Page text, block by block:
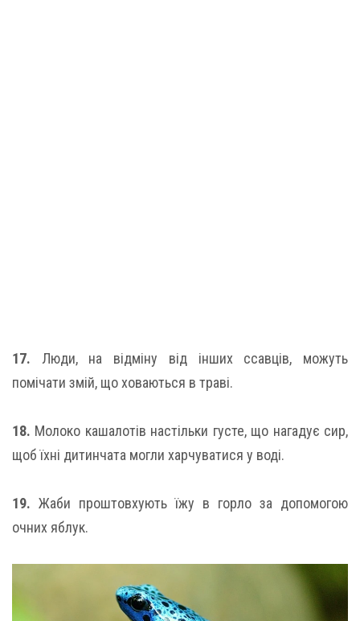
17. Люди, на відміну від інших ссавців, можуть
помічати змій, що ховаються в траві.
18. Молоко кашалотів настільки густе, що нагадує сир,
щоб їхні дитинчата могли харчуватися у воді.
19. Жаби проштовхують їжу в горло за допомогою
очних яблук.